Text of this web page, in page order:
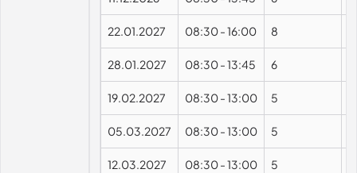
22.01.2027 08:30-16:00 8
28.01.2027 08:30-13:45 6
19.02.2027 08:30-13:00 5
05.03.2027 08:30-13:00 5
12.03.2027 08:30-13:00 5